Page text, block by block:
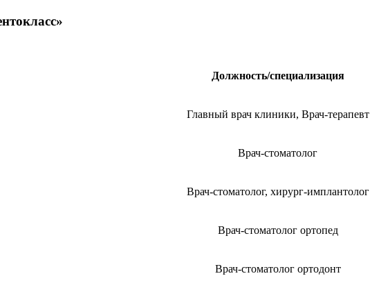
Должность/специализация
Главный врач клиники, Врач-терапевт
Врач-стоматолог
Врач-стоматолог, хирург-имплантолог
Врач-стоматолог ортопед
Врач-стоматолог ортодонт